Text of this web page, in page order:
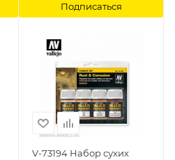
Подписаться
V-73194 Набор сухих